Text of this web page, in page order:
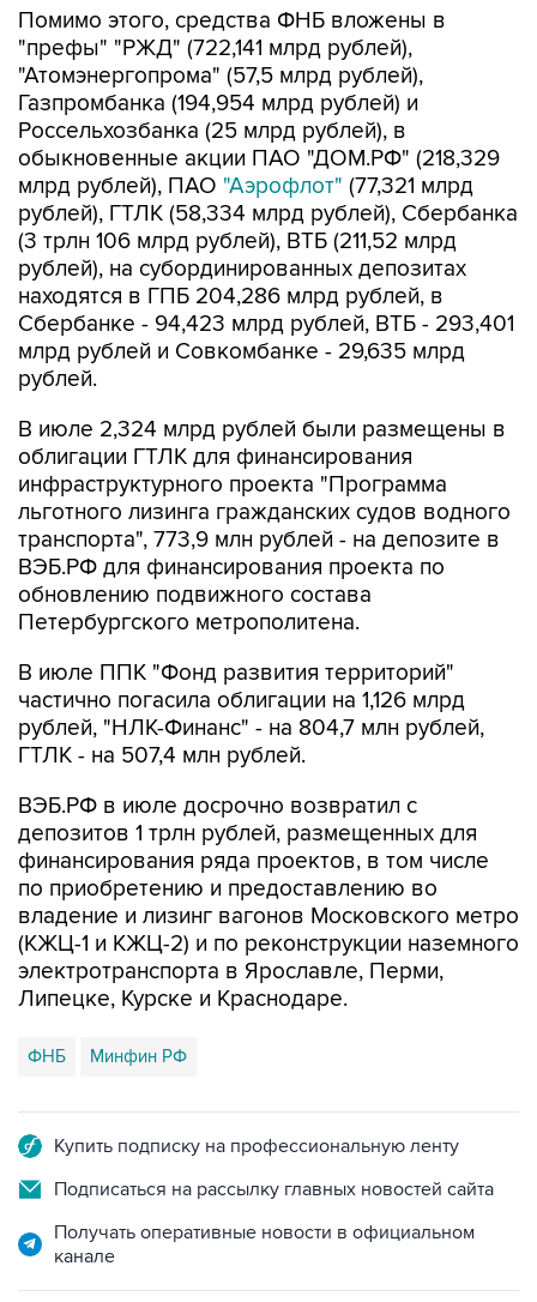
"Атомэнергопрома" (57,5 млрд рублей),
Газпромбанка (194,954 млрд рублей) и
Россельхозбанка (25 млрд рублей), в
обыкновенные акции ПАО "ДОМ.РФ" (218,329
млрд рублей), ПАО"Аэрофлот"(77,321 млрд
рублей), ГТЛК (58,334 млрд рублей), Сбербанка
(3 трлн 106 млрд рублей), ВТБ (211,52 млрд
рублей), на субординированных депозитах
находятся в ГПБ 204,286 млрд рублей, в
Сбербанке - 94,423 млрд рублей, ВТБ - 293,401
млрд рублей и Совкомбанке - 29,635 млрд
рублей.
В июле 2,324 млрд рублей были размещены в
инфраструктурного проекта "Программа
льготного лизинга гражданских судов водного
транспорта", 773,9 млн рублей - на депозите в
ВЭБ.РФ для финансирования проекта по
обновлению подвижного состава
Петербургского метрополитена.
В июле ППК "Фонд развития территорий"
рублей, "НЛК-Финанс" - на 804,7 млн рублей,
ГТЛК - на 507,4 млн рублей.
ВЭБ.РФ в июле досрочно возвратил с
финансирования ряда проектов, в том числе
по приобретению и предоставлению во
владение и лизинг вагонов Московского метро
(КЖЦ-1 и КЖЦ-2) и по реконструкции наземного
электротранспорта в Ярославле, Перми,
Липецке, Курске и Краснодаре.
ФНБ Минфин РФ
Подписаться на рассылку главных новостей сайта
Получать оперативные новости в официальном
НОВОСТИ ПО ТЕМЕ